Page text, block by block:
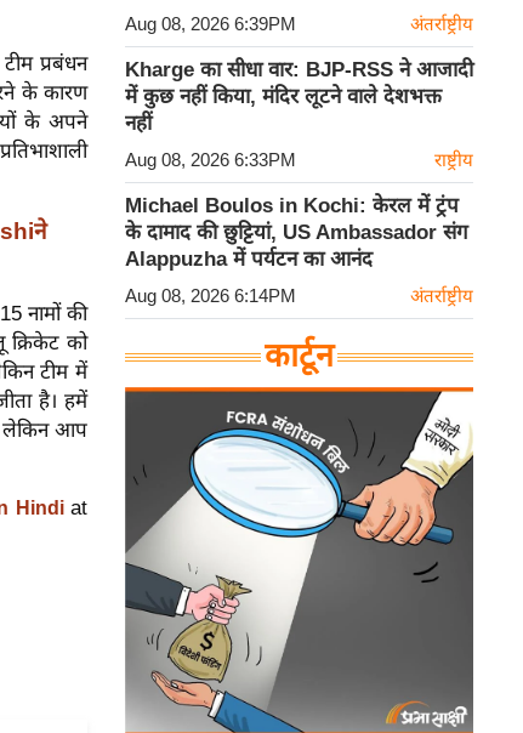
प्रबंधन
के कारण
के अपने
नामों की
को
टीम में
है। हमें
लेकिन आप
Hindiat
Aug 08, 2026 6:39PM अंतर्राष्ट्रीय
Kharge का सीधा वार: BJP-RSS ने आजादी
में कुछ नहीं किया, मंदिर लूटने वाले देशभक्त
नहीं
Aug 08, 2026 6:33PM राष्ट्रीय
Michael Boulos in Kochi: केरल में ट्रंप
के दामाद की छुट्टियां, US Ambassador संग
Alappuzha में पर्यटन का आनंद
Aug 08, 2026 6:14PM अंतर्राष्ट्रीय
कार्टून